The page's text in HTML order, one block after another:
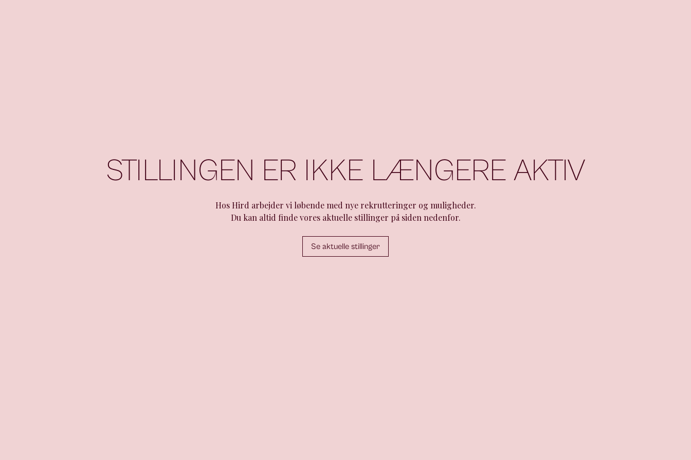
STILLINGEN ER IKKE LÆNGERE AKTIV
Hos Hird arbejder vi løbende med nye rekrutteringer og muligheder.
Du kan altid finde vores aktuelle stillinger på siden nedenfor.
Se aktuelle stillinger